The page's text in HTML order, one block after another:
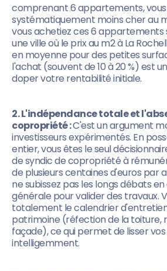
comprenant 6 appartements,
systématiquement moins cher au
vous achetiez ces 6 appartements
une ville où le prix au m2 à La
en moyenne pour des petites
l'achat (souvent de 10 à 20 %) est
doper votre rentabilité initiale.
2. L'indépendance totale et
copropriété :C'est un argument
investisseurs expérimentés. En
entier, vous êtes le seul
de syndic de copropriété à
de plusieurs centaines d'euros par
ne subissez pas les longs débats
générale pour valider des travaux.
totalement le calendrier
patrimoine (réfection de la toiture,
façade), ce qui permet de lisser
intelligemment.